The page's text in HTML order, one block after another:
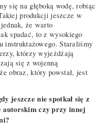
się na głęboką wodę, robiąc
produkcji jeszcze w
że warto
spadać, to z wysokiego
Staraliśmy
którzy wyjeżdżają
się z wojenną
obraz, który powstał, jest
jeszcze nie spotkał się z
autorskim czy przy innej